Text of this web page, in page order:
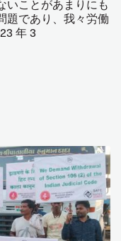
いことがあまりにも
題であり、我々労働
年 3